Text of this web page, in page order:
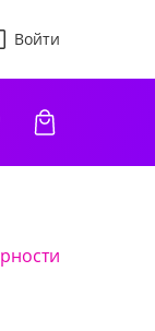
Войти